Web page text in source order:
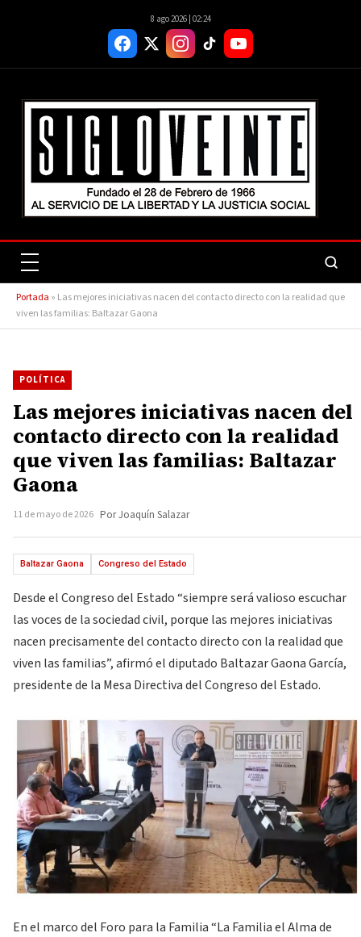
8 ago 2026 | 02:24
Portada » Las mejores iniciativas nacen del contacto directo con la realidad que
viven las familias: Baltazar Gaona
POLÍTICA
Las mejores iniciativas nacen del
contacto directo con la realidad
que viven las familias: Baltazar
Gaona
11 de mayo de 2026 Por Joaquín Salazar
Baltazar Gaona Congreso del Estado
Desde el Congreso del Estado “siempre será valioso escuchar
las voces de la sociedad civil, porque las mejores iniciativas
nacen precisamente del contacto directo con la realidad que
viven las familias”, afirmó el diputado Baltazar Gaona García,
presidente de la Mesa Directiva del Congreso del Estado.
En el marco del Foro para la Familia “La Familia el Alma de